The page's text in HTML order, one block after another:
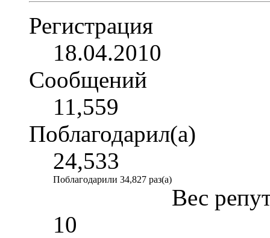
Регистрация
18.04.2010
Сообщений
11,559
Поблагодарил(а)
24,533
Поблагодарили 34,827 раз(а)
Вес
10